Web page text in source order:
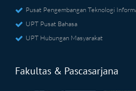
Pusat Pengembangan Teknologi
UPT Pusat Bahasa
UPT Hubungan Masyarakat
Fakultas & Pascasarjana